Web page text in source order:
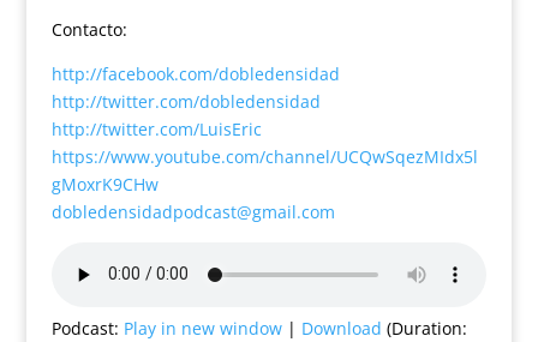
Contacto:
http://facebook.com/dobledensidad
http://twitter.com/dobledensidad
http://twitter.com/LuisEric
https://www.youtube.com/channel/UCQwSqezMIdx5l
gMoxrK9CHw
dobledensidadpodcast@gmail.com
Podcast: Play in new window| Download (Duration: